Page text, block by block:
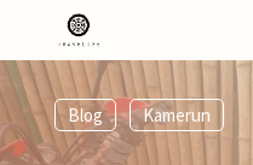
Blog , Kamerun